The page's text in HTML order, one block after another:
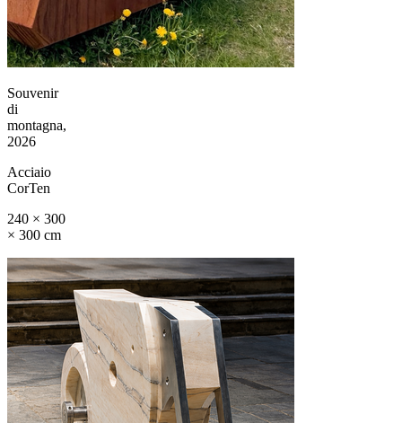
Souvenir
di
montagna,
2026
Acciaio
CorTen
240 × 300
× 300 cm